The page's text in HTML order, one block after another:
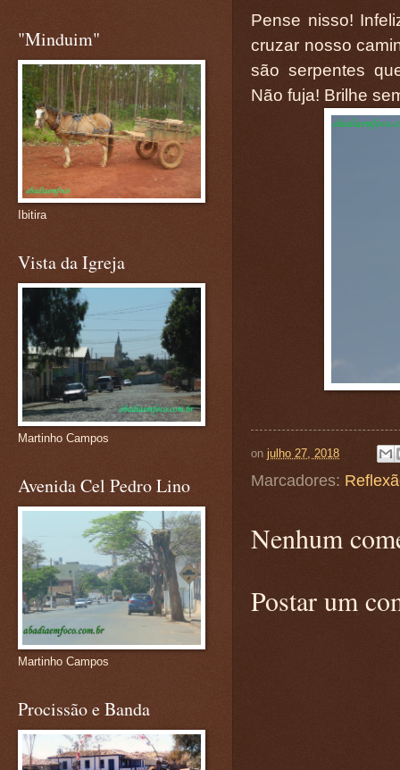
Pense nisso!
cruzar nosso
são serpentes
Não fuja! Brilhe
on julho 27, 2018
Marcadores:
Nenhum
Postar um
"Minduim"
Ibitira
Vista da Igreja
Martinho Campos
Avenida Cel Pedro Lino
Martinho Campos
Procissão e Banda